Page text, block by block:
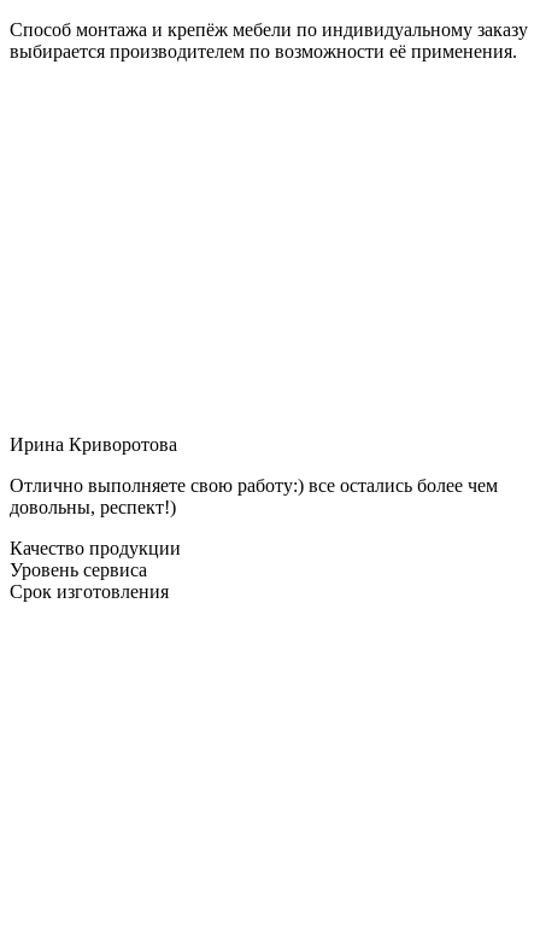
Способ монтажа и крепёж мебели по индивидуальному заказу
выбирается производителем по возможности её применения.
Ирина Криворотова
Отлично выполняете свою работу:) все остались более чем
довольны, респект!)
Качество продукции
Уровень сервиса
Срок изготовления